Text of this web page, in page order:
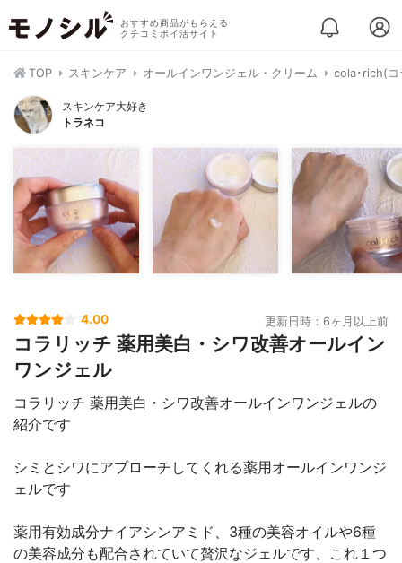
おすすめ商品がもらえる
クチコミポイ活サイト
TOP スキンケア オールインワンジェル・クリーム cola･rich(コ
スキンケア大好き
トラネコ
4.00 更新日時：6ヶ月以上前
コラリッチ 薬用美白・シワ改善オールイン
ワンジェル
コラリッチ 薬用美白・シワ改善オールインワンジェルの
紹介です
シミとシワにアプローチしてくれる薬用オールインワンジ
ェルです
薬用有効成分ナイアシンアミド、3種の美容オイルや6種
の美容成分も配合されていて贅沢なジェルです、これ１つ